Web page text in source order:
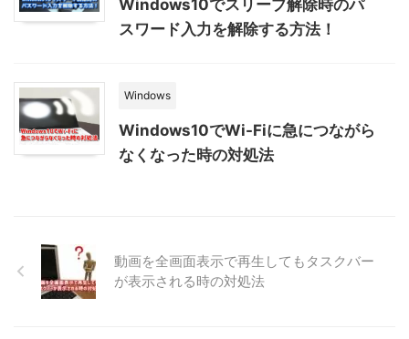
Windows10でスリープ解除時のパ
スワード入力を解除する方法！
Windows
Windows10でWi-Fiに急につながら
なくなった時の対処法
動画を全画面表示で再生してもタスクバー
が表示される時の対処法